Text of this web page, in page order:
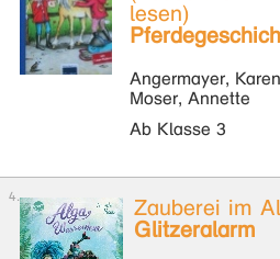
lesen)
Angermayer,
Moser, Annette
Ab Klasse 3
Zauberei im
Glitzeralarm